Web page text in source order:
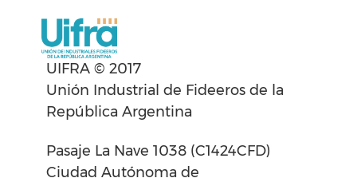
UIFRA © 2017
Unión Industrial de Fideeros de la
República Argentina
Pasaje La Nave 1038 (C1424CFD)
Ciudad Autónoma de